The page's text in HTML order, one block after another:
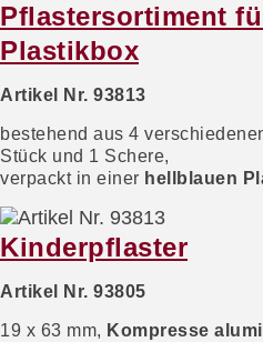
Pflastersortiment
Plastikbox
Artikel Nr. 93813
bestehend aus 4
Stück und 1 Schere,
verpackt in einer hellblauen
Kinderpflaster
Artikel Nr. 93805
19 x 63 mm, Kompresse